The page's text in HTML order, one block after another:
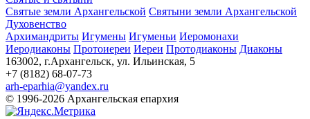
Святые земли Архангельской Святыни земли Архангельской
Духовенство
Архимандриты Игумены Игуменьи Иеромонахи
Иеродиаконы Протоиереи Иереи Протодиаконы Диаконы
163002, г.Архангельск, ул. Ильинская, 5
+7 (8182) 68-07-73
arh-eparhia@yandex.ru
© 1996-2026 Архангельская епархия